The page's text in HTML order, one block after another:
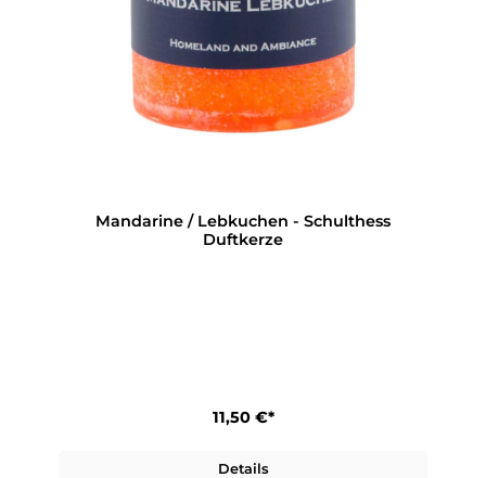
Mandarine / Lebkuchen - Schulthess
Duftkerze
11,50 €*
Details